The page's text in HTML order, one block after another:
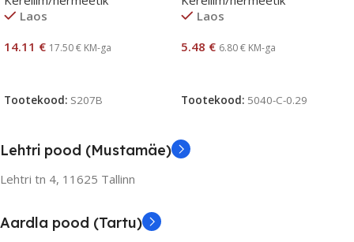
Laos
14.11 € 17.50€ KM-ga
Tootekood: S207B
Laos
5.48 € 6.80€ KM-ga
Tootekood: 5040-C-0.29
Lehtri pood (Mustamäe)
Lehtri tn 4, 11625 Tallinn
Aardla pood (Tartu)